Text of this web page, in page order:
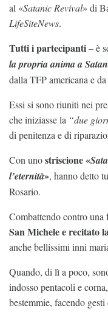
al «Satanic Revival» di
LifeSiteNews.
Tutti i partecipanti– è
la propria anima a
dalla TFP americana e
Essi si sono riuniti nei
che iniziasse la “due
di penitenza e di
Con unostriscione «
l’eternità», hanno detto
Rosario.
Combattendo contro una
San Michele e recitato
anche bellissimi inni
Quando, di lì a poco,
indosso pentacoli e
bestemmie, facendo